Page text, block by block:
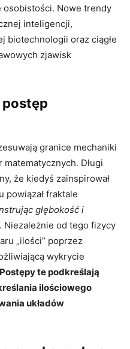
osobistości. Nowe trendy
inteligencji,
biotechnologii oraz ciągłe
zjawisk
granice mechaniki
Długi
że kiedyś zainspirował
powiązał fraktale
głębokość i
. Niezależnie od tego fizycy
„ilości” poprzez
wykrycie
Postępy te podkreślają
ilościowego
układów